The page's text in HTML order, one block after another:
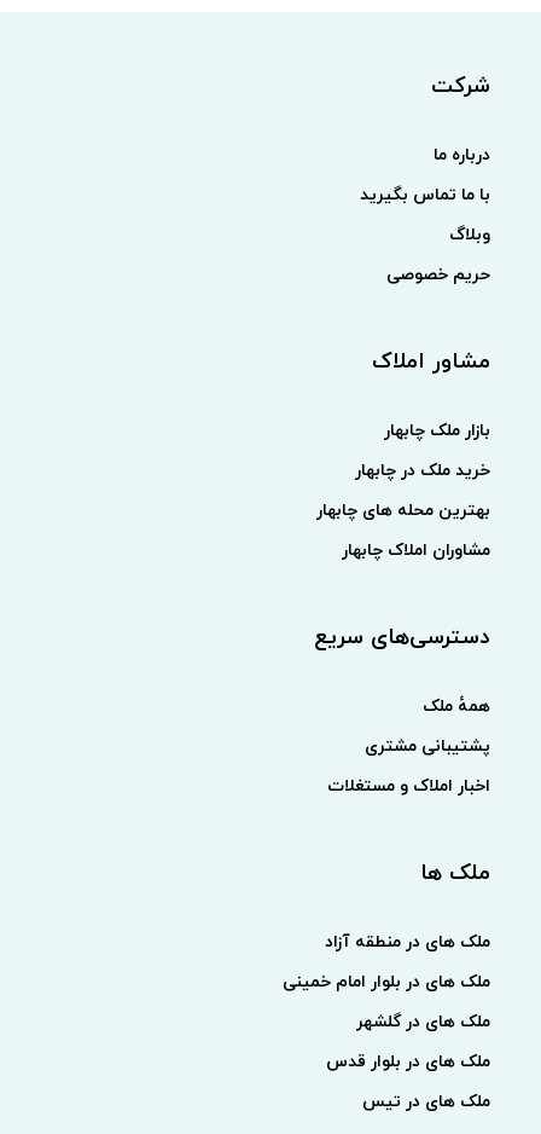
شرکت
درباره ما
با ما تماس بگیرید
وبلاگ
حریم خصوصی
مشاور املاک
بازار ملک چابهار
خرید ملک در چابهار
بهترین محله های چابهار
مشاوران املاک چابهار
دسترسی‌های سریع
همهٔ ملک
پشتیبانی مشتری
اخبار املاک و مستغلات
ملک ها
ملک های در منطقه آزاد
ملک های در بلوار امام خمینی
ملک های در گلشهر
ملک های در بلوار قدس
ملک های در تیس